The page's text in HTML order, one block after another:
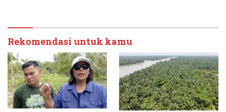
Rekomendasi untuk kamu